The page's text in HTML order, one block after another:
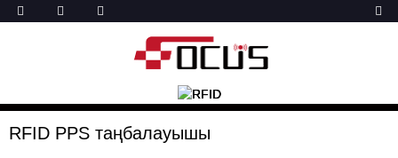
RFID PPS таңбалауышы